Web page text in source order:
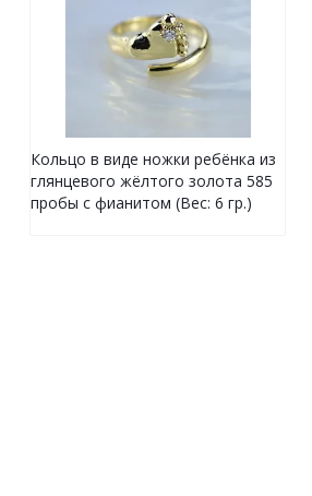
Кольцо в виде ножки ребёнка из
глянцевого жёлтого золота 585
пробы с фианитом (Вес: 6 гр.)